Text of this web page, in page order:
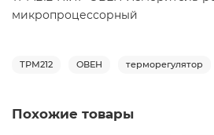
микропроцессорный
ТРМ212 ОВЕН терморегулятор
Похожие товары